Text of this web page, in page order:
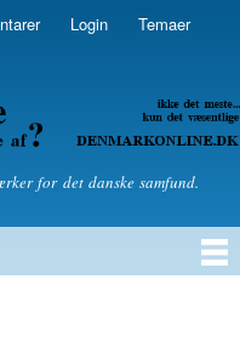
Login Temaer
om politik
for det danske samfund.